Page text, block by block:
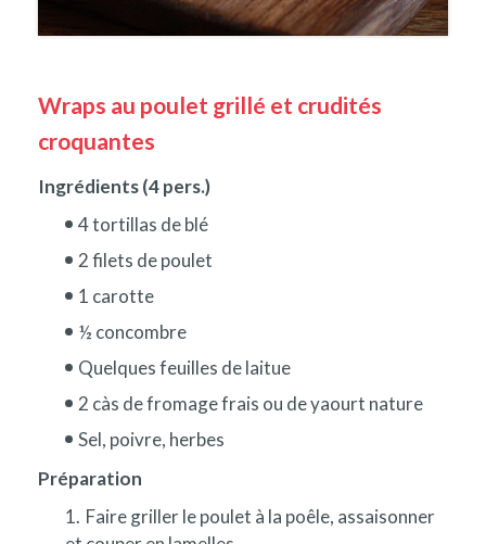
Wraps au poulet grillé et crudités
croquantes
Ingrédients (4 pers.)
4 tortillas de blé
2 filets de poulet
1 carotte
½ concombre
Quelques feuilles de laitue
2 càs de fromage frais ou de yaourt nature
Sel, poivre, herbes
Préparation
Faire griller le poulet à la poêle, assaisonner